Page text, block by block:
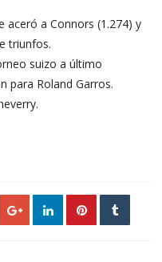
aceró a Connors (1.274) y
triunfos.
suizo a último
para Roland Garros.